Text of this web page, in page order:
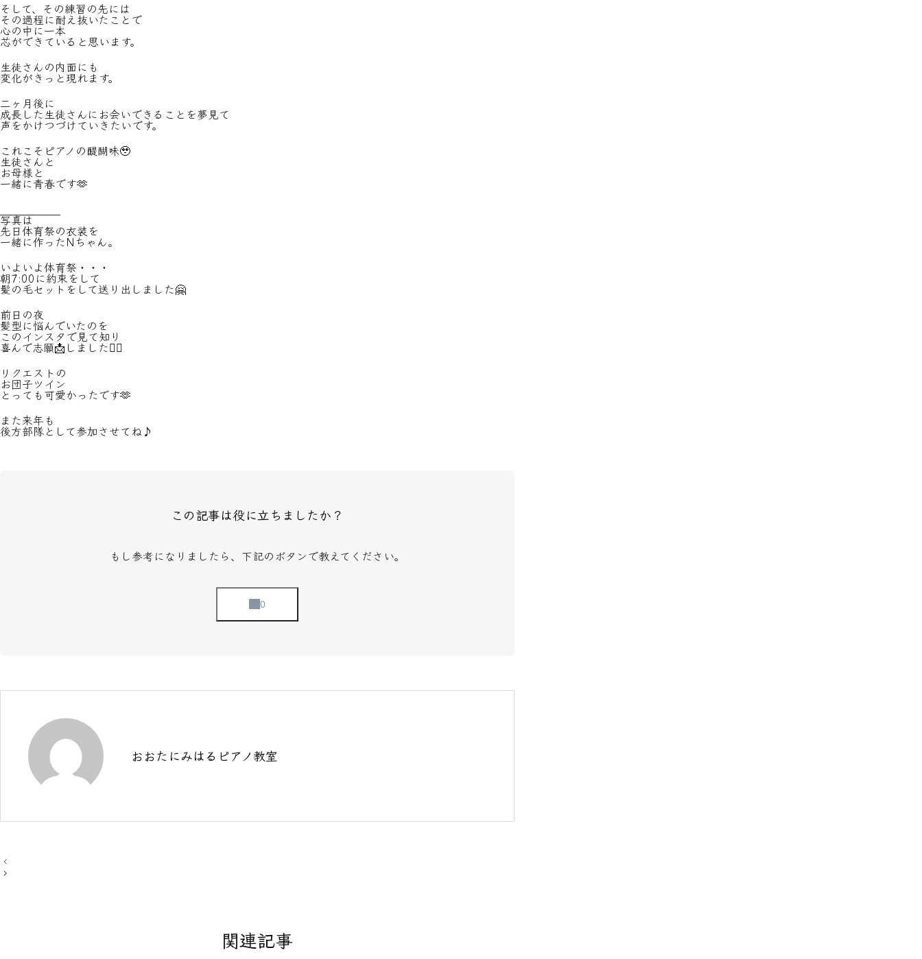
そして、その練習の先には
その過程に耐え抜いたことで
心の中に一本
芯ができていると思います。
生徒さんの内面にも
変化がきっと現れます。
二ヶ月後に
成長した生徒さんにお会いできることを夢見て
声をかけつづけていきたいです。
これこそピアノの醍醐味🥹
生徒さんと
お母様と
一緒に青春です🫶
写真は
先日体育祭の衣装を
一緒に作ったNちゃん。
いよいよ体育祭・・・
朝7:00に約束をして
髪の毛セットをして送り出しました🤗
前日の夜
髪型に悩んでいたのを
このインスタで見て知り
喜んで志願📩しました🙋‍♀️
リクエストの
お団子ツイン
とっても可愛かったです🫶
また来年も
後方部隊として参加させてね♪
この記事は役に立ちましたか？
もし参考になりましたら、下記のボタンで教えてください。
おおたにみはるピアノ教室
投
稿
関連記事